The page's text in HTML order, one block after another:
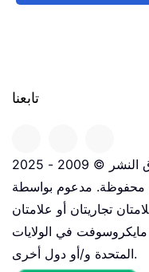
تابعنا
حقوق النشر © 2009 - 2025 www.extendoffice.com. |
تجاريتان أو علامتان
في الولايات
المتحدة و/أو دول أخرى.